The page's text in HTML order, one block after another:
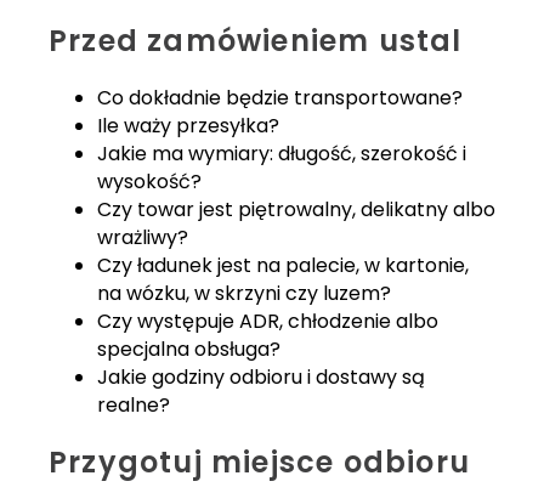
Przed zamówieniem ustal
Co dokładnie będzie transportowane?
Ile waży przesyłka?
Jakie ma wymiary: długość, szerokość i
wysokość?
Czy towar jest piętrowalny, delikatny albo
wrażliwy?
Czy ładunek jest na palecie, w kartonie,
na wózku, w skrzyni czy luzem?
Czy występuje ADR, chłodzenie albo
specjalna obsługa?
Jakie godziny odbioru i dostawy są
realne?
Przygotuj miejsce odbioru